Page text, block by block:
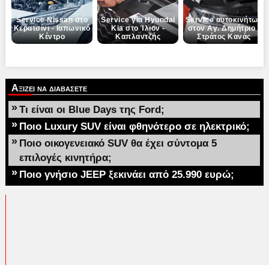
Service Nissan στο
Κερατσίνι - Ιαπωνικό
Κέντρο
Service για Hyundai
Kia στο Ίλιον -
Καπλαντζής
Service αυτοκινήτων
στον Αγ. Δημήτριο -
Στράτος Κανάς
Αξιζει να διαβασετε
» Τι είναι οι Blue Days της Ford;
» Ποιο Luxury SUV είναι φθηνότερο σε ηλεκτρικό;
» Ποιο οικογενειακό SUV θα έχει σύντομα 5
επιλογές κινητήρα;
» Ποιο γνήσιο JEEP ξεκινάει από 25.990 ευρώ;